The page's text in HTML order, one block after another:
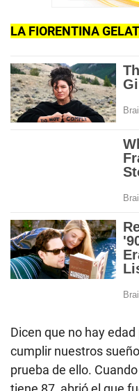
LA FIORENTINA
Dicen que no hay
cumplir nuestros
prueba de ello.